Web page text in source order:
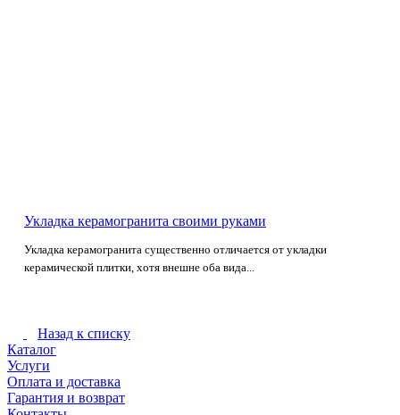
Укладка керамогранита своими руками
Укладка керамогранита существенно отличается от укладки
керамической плитки, хотя внешне оба вида...
Назад к списку
Каталог
Услуги
Оплата и доставка
Гарантия и возврат